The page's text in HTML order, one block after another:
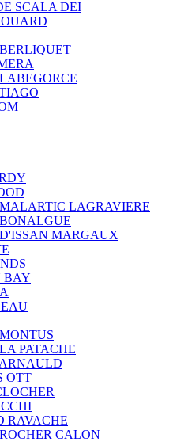
SCALA DEI
LAGRAVIERE
MARGAUX
BAY
PATACHE
OTT
RAVACHE
CALON